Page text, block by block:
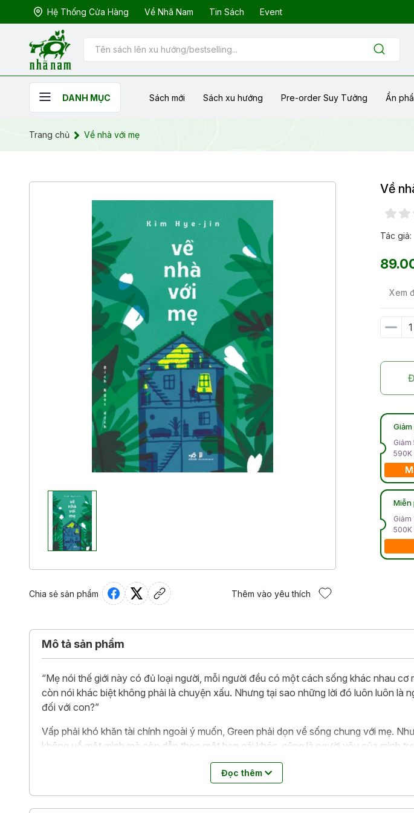
Hệ Thống Cửa Hàng Về Nhã Nam Tin Sách Event
DANH MỤC Sách mới Sách xu hướng Pre-order Suy Tưởng Ẩn
Trang chủ Về nhà với mẹ
Chia sẻ sản phẩm Thêm vào yêu thích
Về
Tác giả:
Xem
Giảm
590K
Miễn
Giảm
500K
Mô tả sản phẩm
“Mẹ nói thế giới này có đủ loại người, mỗi người đều có một cách sống khác nhau cơ
còn nói khác biệt không phải là chuyện xấu. Nhưng tại sao những lời đó luôn luôn là
đối với con?”
Vấp phải khó khăn tài chính ngoài ý muốn, Green phải dọn về sống chung với mẹ.
không về một mình mà còn dẫn theo một bạn gái khác, cũng là người yêu của mình
bảy năm qua. Ba người - hai thế hệ với tư tưởng và nhân sinh quan khác biệt sâu sắc
thể chung sống yên bình dưới một mái nhà khi những nỗ lực tìm kiếm một mẫu số
Đọc thêm